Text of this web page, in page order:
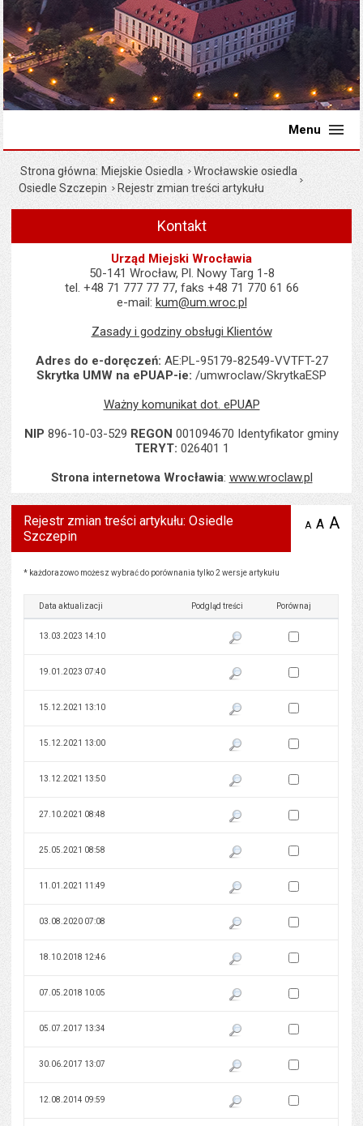
Menu
Strona główna Miejskie Osiedla
Wrocławskie osiedla
Osiedle Szczepin
Rejestr zmian treści artykułu
Kontakt
Urząd Miejski Wrocławia
50-141 Wrocław, Pl. Nowy Targ 1-8
tel. +48 71 777 77 77, faks +48 71 770 61 66
e-mail: kum@um.wroc.pl
Zasady i godziny obsługi Klientów
Adres do e-doręczeń: AE:PL-95179-82549-VVTFT-27
Skrytka UMW na ePUAP-ie: /umwroclaw/SkrytkaESP
Ważny komunikat dot. ePUAP
NIP 896-10-03-529 REGON 001094670 Identyfikator gminy
TERYT: 026401 1
Strona internetowa Wrocławia: www.wroclaw.pl
Rejestr zmian treści artykułu: Osiedle
Szczepin
A zmniejsz
A A
Rejestr zmian treści artykułu: Osiedle Szczepin
* każdorazowo możesz wybrać do porównania tylko 2 wersje artykułu
Data aktualizacji Podgląd treści Porównaj
13.03.2023 14:10 Pokaż podgląd wersji z dnia
Zaznacz wersję do
19.01.2023 07:40 Pokaż podgląd wersji z dnia
Zaznacz wersję do
15.12.2021 13:10 Pokaż podgląd wersji z dnia
Zaznacz wersję do
15.12.2021 13:00 Pokaż podgląd wersji z dnia
Zaznacz wersję do
13.12.2021 13:50 Pokaż podgląd wersji z dnia
Zaznacz wersję do
27.10.2021 08:48 Pokaż podgląd wersji z dnia
Zaznacz wersję do
25.05.2021 08:58 Pokaż podgląd wersji z dnia
Zaznacz wersję do
11.01.2021 11:49 Pokaż podgląd wersji z dnia
Zaznacz wersję do
03.08.2020 07:08 Pokaż podgląd wersji z dnia
Zaznacz wersję do
18.10.2018 12:46 Pokaż podgląd wersji z dnia
Zaznacz wersję do
07.05.2018 10:05 Pokaż podgląd wersji z dnia
Zaznacz wersję do
05.07.2017 13:34 Pokaż podgląd wersji z dnia
Zaznacz wersję do
30.06.2017 13:07 Pokaż podgląd wersji z dnia
Zaznacz wersję do
12.08.2014 09:59 Pokaż podgląd wersji z dnia
Zaznacz wersję do